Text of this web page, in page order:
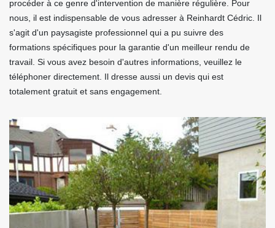
procéder à ce genre d'intervention de manière régulière. Pour
nous, il est indispensable de vous adresser à Reinhardt Cédric. Il
s'agit d'un paysagiste professionnel qui a pu suivre des
formations spécifiques pour la garantie d'un meilleur rendu de
travail. Si vous avez besoin d'autres informations, veuillez le
téléphoner directement. Il dresse aussi un devis qui est
totalement gratuit et sans engagement.